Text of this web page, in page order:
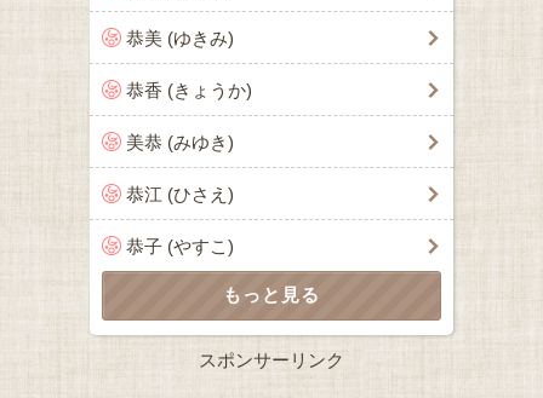
恭美 (ゆきみ)
恭香 (きょうか)
美恭 (みゆき)
恭江 (ひさえ)
恭子 (やすこ)
スポンサーリンク